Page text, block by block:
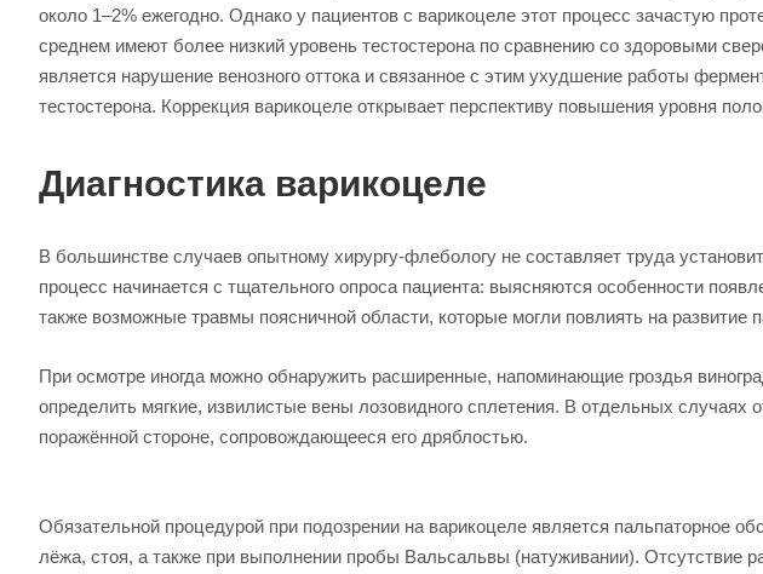
около 1–2% ежегодно. Однако у пациентов с варикоцеле этот процесс зачастую
среднем имеют более низкий уровень тестостерона по сравнению со здоровыми
является нарушение венозного оттока и связанное с этим ухудшение работы
тестостерона. Коррекция варикоцеле открывает перспективу повышения уровня
Диагностика варикоцеле
В большинстве случаев опытному хирургу-флебологу не составляет труда
процесс начинается с тщательного опроса пациента: выясняются особенности
также возможные травмы поясничной области, которые могли повлиять на развитие
При осмотре иногда можно обнаружить расширенные, напоминающие гроздья
определить мягкие, извилистые вены лозовидного сплетения. В отдельных случаях
поражённой стороне, сопровождающееся его дряблостью.
Обязательной процедурой при подозрении на варикоцеле является пальпаторное
лёжа, стоя, а также при выполнении пробы Вальсальвы (натуживании). Отсутствие